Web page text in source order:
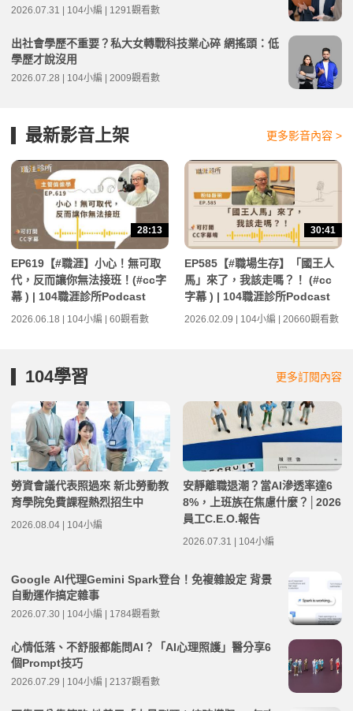
2026.07.31 | 104小編 | 1291觀看數
出社會學歷不重要？私大女轉戰科技業心碎 網搖頭：低
學歷才說沒用
2026.07.28 | 104小編 | 2009觀看數
最新影音上架 更多影音內容 >
28:13
EP619【#職涯】小心！無可取
代，反而讓你無法接班！(#cc字
幕 ) | 104職涯診所Podcast
2026.06.18 | 104小編 | 60觀看數
30:41
EP585【#職場生存】「國王人
馬」來了，我該走嗎？！ (#cc
字幕 ) | 104職涯診所Podcast
2026.02.09 | 104小編 | 20660觀看數
104學習 更多訂閱內容
勞資會議代表照過來 新北勞動教
育學院免費課程熱烈招生中
2026.08.04 | 104小編
安靜離職退潮？當AI滲透率達6
8%，上班族在焦慮什麼？│2026
員工C.E.O.報告
2026.07.31 | 104小編
Google AI代理Gemini Spark登台！免複雜設定 背景
自動運作搞定雜事
2026.07.30 | 104小編 | 1784觀看數
心情低落、不舒服都能問AI？「AI心理照護」醫分享6
個Prompt技巧
2026.07.29 | 104小編 | 2137觀看數